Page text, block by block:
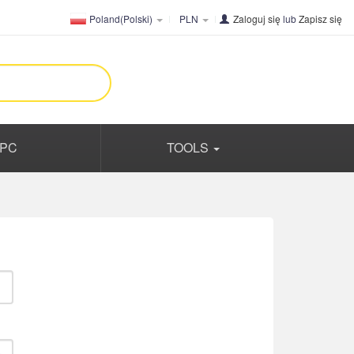
Poland(Polski) PLN Zaloguj się lubZapisz się
PC TOOLS